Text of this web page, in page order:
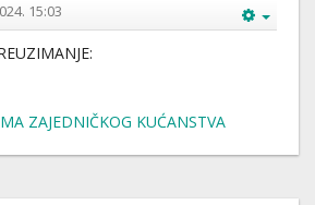
15:03
ZAJEDNIČKOG KUĆANSTVA